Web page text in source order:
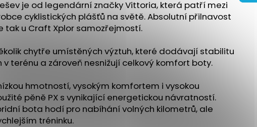
je od legendární značky Vittoria, která patří mezi
cyklistických plášťů na světě. Absolutní přilnavost
tak u Craft Xplor samozřejmostí.
chytře umístěných výztuh, které dodávají stabilitu
terénu a zároveň nesnižují celkový komfort boty.
hmotností, vysokým komfortem i vysokou
pěně PX s vynikající energetickou návratností.
bota hodí pro nabíhání volných kilometrů, ale
tréninku.
ENDURANCE 3 - BÍLÁ